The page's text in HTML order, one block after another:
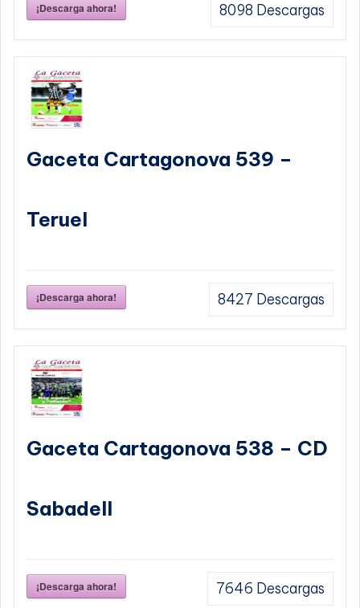
¡Descarga ahora! 8098 Descargas
Gaceta Cartagonova 539 –
Teruel
¡Descarga ahora! 8427 Descargas
Gaceta Cartagonova 538 – CD
Sabadell
¡Descarga ahora! 7646 Descargas